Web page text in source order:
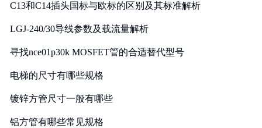
C13和C14插头国标与欧标的区别及其标准解析
LGJ-240/30导线参数及载流量解析
寻找nce01p30k MOSFET管的合适替代型号
电梯的尺寸有哪些规格
镀锌方管尺寸一般有哪些
铝方管有哪些常见规格